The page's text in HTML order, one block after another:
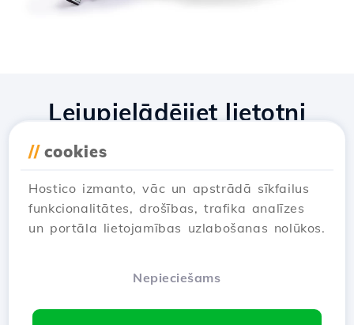
// cookies
Hostico izmanto, vāc un apstrādā sīkfailus
funkcionalitātes, drošības, trafika analīzes
un portāla lietojamības uzlabošanas nolūkos.
Nepieciešams
Lejupielādējiet lietotni